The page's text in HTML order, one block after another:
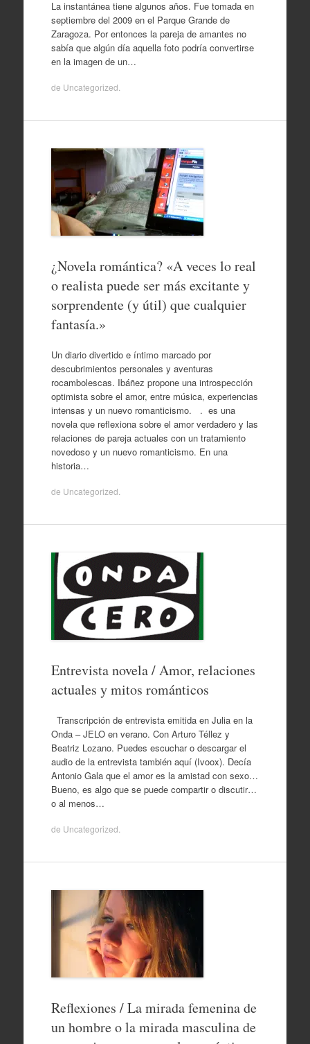
La instantánea tiene algunos años. Fue tomada en
septiembre del 2009 en el Parque Grande de
Zaragoza. Por entonces la pareja de amantes no
sabía que algún día aquella foto podría convertirse
en la imagen de un…
de Uncategorized
¿Novela romántica? «A veces lo real
o realista puede ser más excitante y
sorprendente (y útil) que cualquier
fantasía.»
Un diario divertido e íntimo marcado por
descubrimientos personales y aventuras
rocambolescas. Ibáñez propone una introspección
optimista sobre el amor, entre música, experiencias
intensas y un nuevo romanticismo. . es una
novela que reflexiona sobre el amor verdadero y las
relaciones de pareja actuales con un tratamiento
novedoso y un nuevo romanticismo. En una
historia…
de Uncategorized
Entrevista novela / Amor, relaciones
actuales y mitos románticos
Transcripción de entrevista emitida en Julia en la
Onda – JELO en verano. Con Arturo Téllez y
Beatriz Lozano. Puedes escuchar o descargar el
audio de la entrevista también aquí (Ivoox). Decía
Antonio Gala que el amor es la amistad con sexo…
Bueno, es algo que se puede compartir o discutir…
o al menos…
de Uncategorized
Reflexiones / La mirada femenina de
un hombre o la mirada masculina de